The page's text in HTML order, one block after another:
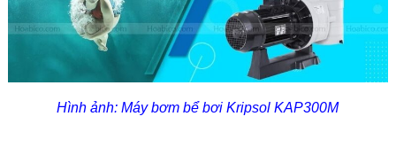
Hình ảnh: Máy bơm bể bơi Kripsol KAP300M